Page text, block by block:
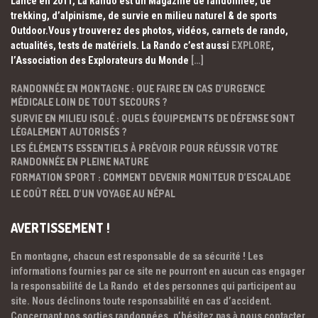
trekking, d’alpinisme, de survie en milieu naturel & de sports
Outdoor.Vous y trouverez des photos, vidéos, carnets de rando,
actualités, tests de matériels. La Rando c’est aussi EXPLORE,
l’Association des Explorateurs du Monde […]
RANDONNÉE EN MONTAGNE : QUE FAIRE EN CAS D’URGENCE
MÉDICALE LOIN DE TOUT SECOURS ?
SURVIE EN MILIEU ISOLÉ : QUELS ÉQUIPEMENTS DE DÉFENSE SONT
LÉGALEMENT AUTORISÉS ?
LES ÉLÉMENTS ESSENTIELS À PRÉVOIR POUR RÉUSSIR VOTRE
RANDONNÉE EN PLEINE NATURE
FORMATION SPORT : COMMENT DEVENIR MONITEUR D’ESCALADE
LE COÛT RÉEL D’UN VOYAGE AU NÉPAL
AVERTISSEMENT !
En montagne, chacun est responsable de sa sécurité ! Les
informations fournies par ce site ne pourront en aucun cas engager
la responsabilité de La Rando et des personnes qui participent au
site. Nous déclinons toute responsabilité en cas d’accident.